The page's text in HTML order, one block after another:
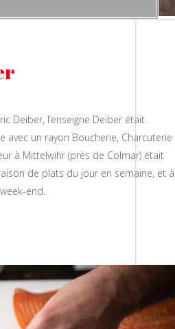
Deiber, l’enseigne Deiber était
avec un rayon Boucherie, Charcuterie
à Mittelwihr (près de Colmar) était
de plats du jour en semaine, et à
end.